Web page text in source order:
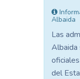
Albaida
Las
Albaida
del